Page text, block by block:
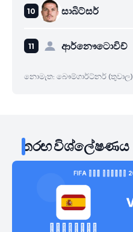
සාබිට්සර්
ආර්නෞටොවිච්
නොමැත: බෞම්ගාර්ට්නර් (තුවාල)
තරඟ විශ්ලේෂණය